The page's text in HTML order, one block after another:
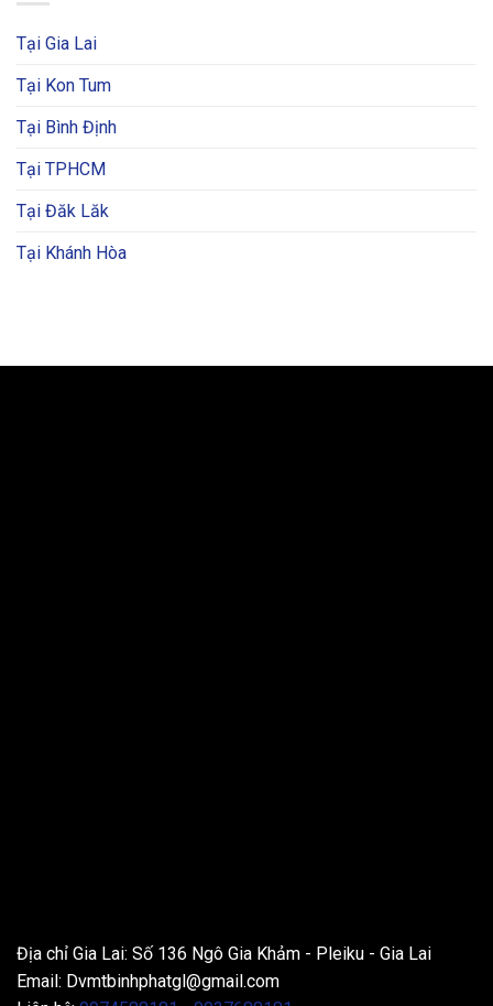
Tại Gia Lai
Tại Kon Tum
Tại Bình Định
Tại TPHCM
Tại Đăk Lăk
Tại Khánh Hòa
Địa chỉ Gia Lai: Số 136 Ngô Gia Khảm - Pleiku - Gia Lai
Email: Dvmtbinhphatgl@gmail.com